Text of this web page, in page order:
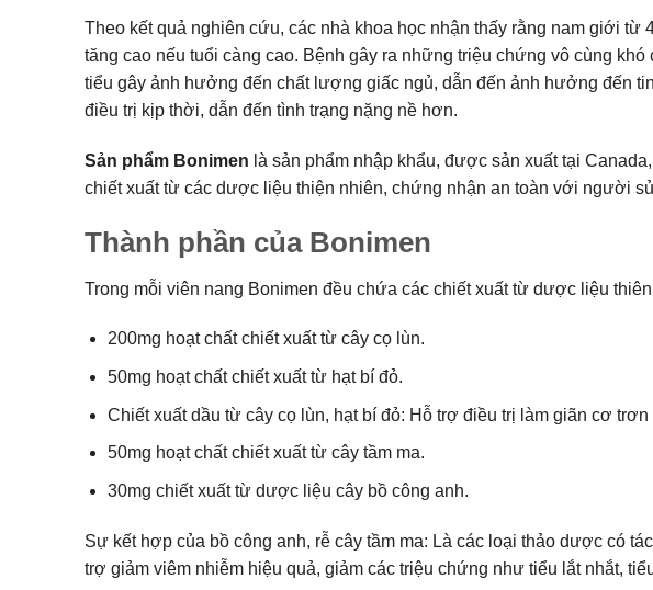
Theo kết quả nghiên cứu, các nhà khoa học nhận thấy rằng nam giới
tăng cao nếu tuổi càng cao. Bệnh gây ra những triệu chứng vô cùng
tiểu gây ảnh hưởng đến chất lượng giấc ngủ, dẫn đến ảnh hưởng đến
điều trị kịp thời, dẫn đến tình trạng nặng nề hơn.
Sản phẩm Bonimen là sản phẩm nhập khẩu, được sản xuất tại
chiết xuất từ các dược liệu thiện nhiên, chứng nhận an toàn với người
Thành phần của Bonimen
Trong mỗi viên nang Bonimen đều chứa các chiết xuất từ dược liệu
200mg hoạt chất chiết xuất từ cây cọ lùn.
50mg hoạt chất chiết xuất từ hạt bí đỏ.
Chiết xuất dầu từ cây cọ lùn, hạt bí đỏ: Hỗ trợ điều trị làm giãn cơ
50mg hoạt chất chiết xuất từ cây tầm ma.
30mg chiết xuất từ dược liệu cây bồ công anh.
Sự kết hợp của bồ công anh, rễ cây tầm ma: Là các loại thảo dược có
trợ giảm viêm nhiễm hiệu quả, giảm các triệu chứng như tiểu lắt nhắt,